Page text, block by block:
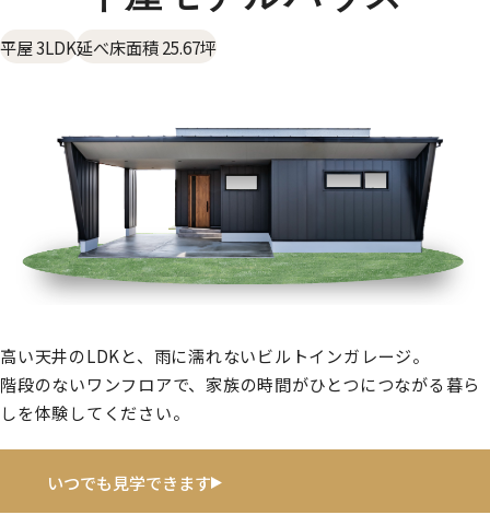
平屋 3LDK延べ床面積 25.67坪
高い天井のLDKと、雨に濡れないビルトインガレージ。
階段のないワンフロアで、家族の時間がひとつにつながる暮ら
しを体験してください。
いつでも見学できます